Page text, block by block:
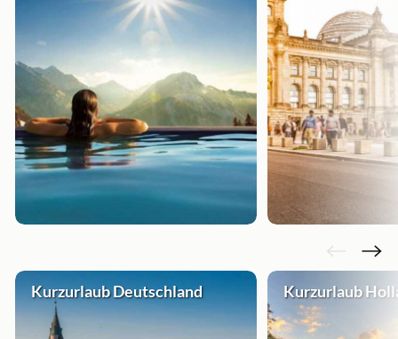
Kurzurlaub Deutschland Kurzurlaub